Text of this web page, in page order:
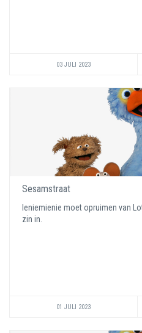
03 JULI 2023
Sesamstraat
Ieniemienie moet opruimen van
zin in.
01 JULI 2023